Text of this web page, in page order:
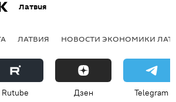
Латвия
ЛАТВИЯ НОВОСТИ ЭКОНОМИКИ
Rutube Дзен Telegram